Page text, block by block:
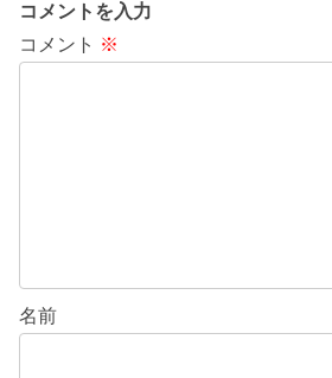
コメントを入力
コメント ※
名前